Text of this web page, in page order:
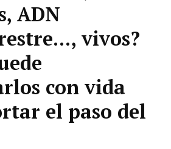
ADN
vivos?
con vida
el paso del